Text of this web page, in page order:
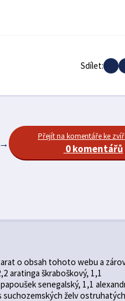
Sdílet:
o obsah tohoto webu a
aratinga škraboškový, 1,1
senegalský, 1,1
suchozemských želv ostruhatých
Přejít na komentáře ke
0 komentářů